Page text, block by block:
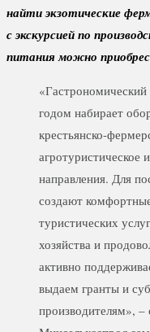
найти экзотические
с экскурсией по
питания можно
годом набирает
крестьянско-
агротуристическое
направления. Для
создают
туристических
хозяйства и
активно
выдаем гранты и
производителям»,